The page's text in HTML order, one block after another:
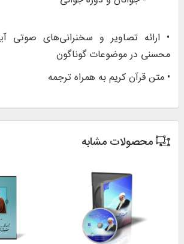
• ارائه تصاویر و سخنرانی‌های صوتی
محسنی در موضوعات گوناگون
• متن قرآن کریم به همراه ترجمه
محصولات مشابه